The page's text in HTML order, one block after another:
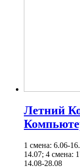
Летний
1 смена: 6.06-
14.07; 4 смена:
14.08-28.08